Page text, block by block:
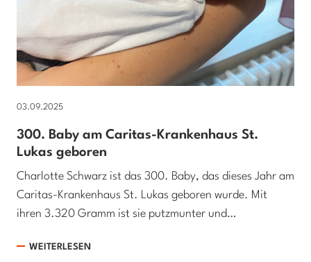
03.09.2025
300. Baby am Caritas-Krankenhaus St.
Lukas geboren
Charlotte Schwarz ist das 300. Baby, das dieses Jahr am
Caritas-Krankenhaus St. Lukas geboren wurde. Mit
ihren 3.320 Gramm ist sie putzmunter und…
WEITERLESEN